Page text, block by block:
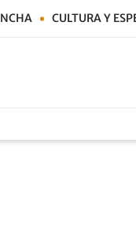
CULTURA Y